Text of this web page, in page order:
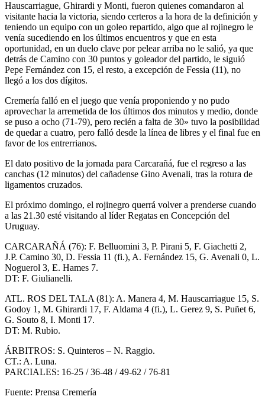
Hauscarriague, Ghirardi y Monti, fueron quienes comandaron al
visitante hacia la victoria, siendo certeros a la hora de la definición y
teniendo un equipo con un goleo repartido, algo que al rojinegro le
venía sucediendo en los últimos encuentros y que en esta
oportunidad, en un duelo clave por pelear arriba no le salió, ya que
detrás de Camino con 30 puntos y goleador del partido, le siguió
Pepe Fernández con 15, el resto, a excepción de Fessia (11), no
llegó a los dos dígitos.
Cremería falló en el juego que venía proponiendo y no pudo
aprovechar la arremetida de los últimos dos minutos y medio, donde
se puso a ocho (71-79), pero recién a falta de 30» tuvo la posibilidad
de quedar a cuatro, pero falló desde la línea de libres y el final fue en
favor de los entrerrianos.
El dato positivo de la jornada para Carcarañá, fue el regreso a las
canchas (12 minutos) del cañadense Gino Avenali, tras la rotura de
ligamentos cruzados.
El próximo domingo, el rojinegro querrá volver a prenderse cuando
a las 21.30 esté visitando al líder Regatas en Concepción del
Uruguay.
CARCARAÑÁ (76): F. Belluomini 3, P. Pirani 5, F. Giachetti 2,
J.P. Camino 30, D. Fessia 11 (fi.), A. Fernández 15, G. Avenali 0, L.
Noguerol 3, E. Hames 7.
DT: F. Giulianelli.
ATL. ROS DEL TALA (81): A. Manera 4, M. Hauscarriague 15, S.
Godoy 1, M. Ghirardi 17, F. Aldama 4 (fi.), L. Gerez 9, S. Puñet 6,
G. Souto 8, I. Monti 17.
DT: M. Rubio.
ÁRBITROS: S. Quinteros – N. Raggio.
CT.: A. Luna.
PARCIALES: 16-25 / 36-48 / 49-62 / 76-81
Fuente: Prensa Cremería